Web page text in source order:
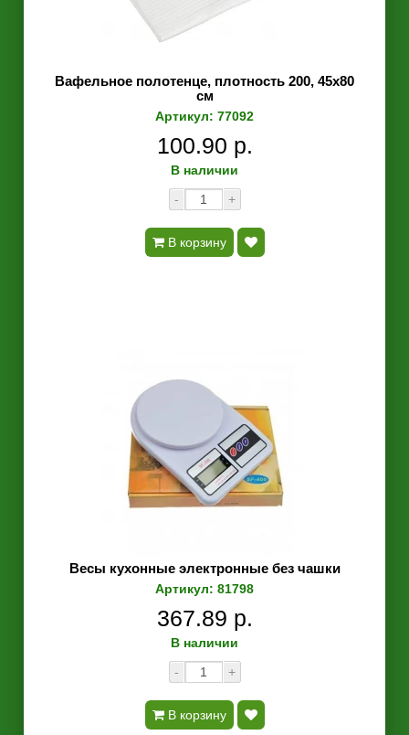
Вафельное полотенце, плотность 200, 45х80
см
Артикул: 77092
100.90 р.
В наличии
-
+
В корзину
Весы кухонные электронные без чашки
Артикул: 81798
367.89 р.
В наличии
-
+
В корзину